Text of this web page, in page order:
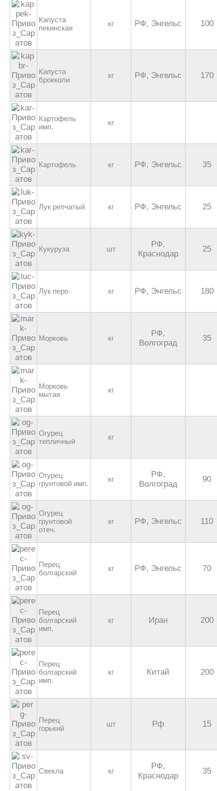
Капуста
пекинская
кг РФ, Энгельс 100
Капуста
брокколи
кг РФ, Энгельс 170
Картофель
имп.
кг
Картофель кг РФ, Энгельс 35
Лук репчатый кг РФ, Энгельс 25
Кукуруза шт
РФ,
Краснодар
25
Лук перо кг РФ, Энгельс 180
Морковь кг
РФ,
Волгоград
35
Морковь
мытая
кг
Огурец
тепличный
кг
Огурец
грунтовой имп.
кг
РФ,
Волгоград
90
Огурец
грунтовой
отеч.
кг РФ, Энгельс 110
Перец
болгарский
кг РФ, Энгельс 70
Перец
болгарский
имп.
кг Иран 200
Перец
болгарский
имп.
кг Китай 200
Перец
горький
шт Рф 15
Свекла кг
РФ,
Краснодар
35